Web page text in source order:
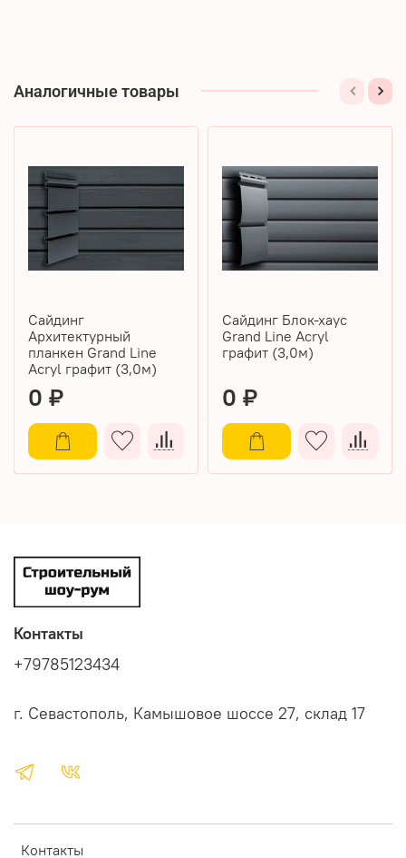
Аналогичные товары
Сайдинг
Архитектурный
планкен Grand Line
Acryl графит (3,0м)
0 ₽
Сайдинг Блок-хаус
Grand Line Acryl
графит (3,0м)
0 ₽
Контакты
Контакты
+79785123434
г. Севастополь, Камышовое шоссе 27, склад 17